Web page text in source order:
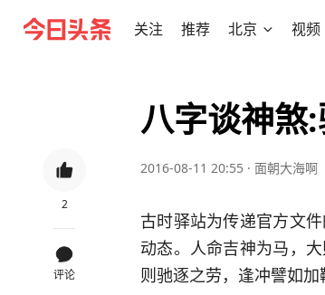
关注 推荐 北京 视频
2
评论
八字谈神
2016-08-11 20:55 · 面朝大海啊
古时驿站为传递官方文
动态。人命吉神为马，
则驰逐之劳，逢冲譬如加